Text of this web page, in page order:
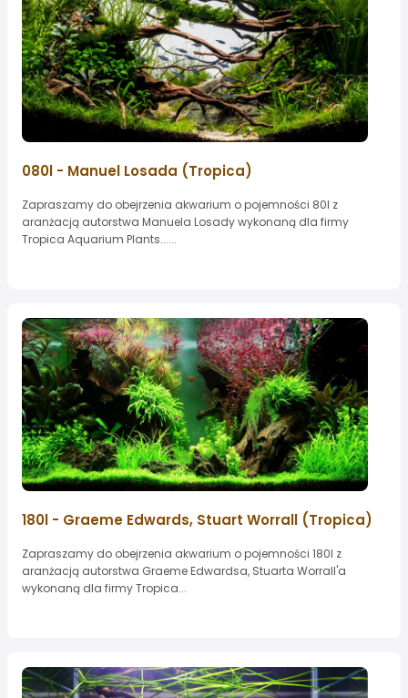
080l - Manuel Losada (Tropica)
Zapraszamy do obejrzenia akwarium o pojemności 80l z
aranżacją autorstwa Manuela Losady wykonaną dla firmy
Tropica Aquarium Plants......
180l - Graeme Edwards, Stuart Worrall (Tropica)
Zapraszamy do obejrzenia akwarium o pojemności 180l z
aranżacją autorstwa Graeme Edwardsa, Stuarta Worrall'a
wykonaną dla firmy Tropica...